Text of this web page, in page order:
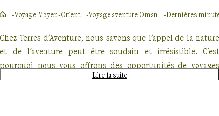
Voyage Moyen-Orient Voyage aventure Oman Dernières
Chez Terres d'Aventure, nous savons que l'appel de la nature
et de l'aventure peut être soudain et irrésistible. C'est
pourquoi nous vous offrons des opportunités de voyages
d'aventure en dernières minutes, parfaits pour les
Lire la suite